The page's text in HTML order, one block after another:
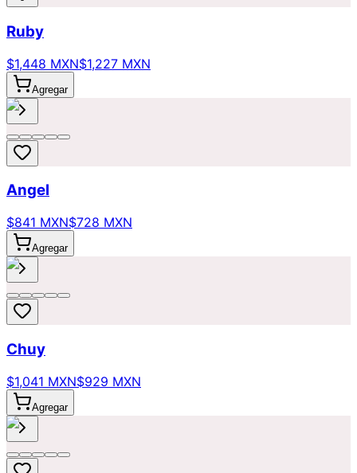
Ruby
$1,448 MXN$1,227 MXN
Agregar
Angel
$841 MXN$728 MXN
Agregar
Chuy
$1,041 MXN$929 MXN
Agregar